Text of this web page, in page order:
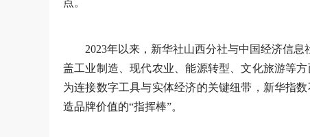
点。
2023年以来，新华社山西分社与中国经济信
盖工业制造、现代农业、能源转型、文化旅游等
为连接数字工具与实体经济的关键纽带，新华指
造品牌价值的“指挥棒”。